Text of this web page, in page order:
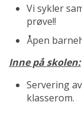
Vi sykler
prøve!!
Åpen
Inne på skolen:
Servering
klasserom.